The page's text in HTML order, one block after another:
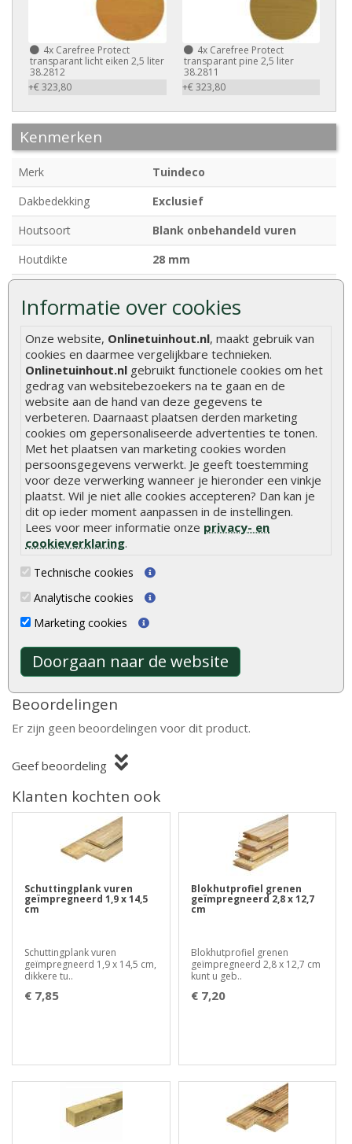
Informatie over cookies
Onze website, Onlinetuinhout.nl, maakt gebruik van
cookies en daarmee vergelijkbare technieken.
Onlinetuinhout.nl gebruikt functionele cookies om het
gedrag van websitebezoekers na te gaan en de
website aan de hand van deze gegevens te
verbeteren. Daarnaast plaatsen derden marketing
cookies om gepersonaliseerde advertenties te tonen.
Met het plaatsen van marketing cookies worden
persoonsgegevens verwerkt. Je geeft toestemming
voor deze verwerking wanneer je hieronder een vinkje
plaatst. Wil je niet alle cookies accepteren? Dan kan je
dit op ieder moment aanpassen in de instellingen.
Lees voor meer informatie onze privacy- en
cookieverklaring.
Technische cookies
Analytische cookies
Marketing cookies
Doorgaan naar de website
4x Carefree Protect
transparant licht eiken 2,5 liter
38.2812
+€ 323,80
4xCarefree Protect
transparant pine 2,5 liter
38.2811
+€ 323,80
Kenmerken
Merk
Tuindeco
Dakbedekking
Exclusief
Houtsoort
Blank onbehandeld vuren
Houtdikte
28 mm
Breedte
300 cm
Diepte
300 + 70 cm
Funderingsmaat
280 x 280 cm
Nokhoogte
ca. 245 cm
Deurhoogte
ca. 190 cm (inclusief kozijn)
Ramen
1 te openen raam (enkel glas)
Dakafwerking
Zadeldak
Model
Klassiek model
Bevestigingsmaterialen
Hout is een natuurlijk product met unieke
eigenschappen. Lees alles over de kenmerken en
Beoordelingen
Er zijn geen beoordelingen voor dit product.
Geef beoordeling
Klanten kochten ook
Schuttingplank vuren
geïmpregneerd 1,9 x 14,5
cm
Schuttingplank vuren
geïmpregneerd 1,9 x 14,5 cm,
dikkere tu..
€ 7,85
Blokhutprofiel grenen
geïmpregneerd 2,8 x 12,7
cm
Blokhutprofiel grenen
geïmpregneerd 2,8 x 12,7 cm
kunt u geb..
€ 7,20